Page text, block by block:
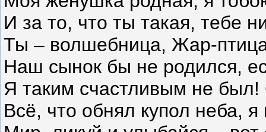
И за то, что ты такая, тебе
Ты – волшебница, Жар-
Наш сынок бы не родился,
Я таким счастливым не был!
Всё, что обнял купол неба,